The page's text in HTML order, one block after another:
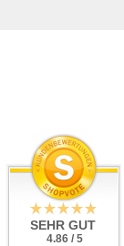
SEHR GUT
4.86 / 5